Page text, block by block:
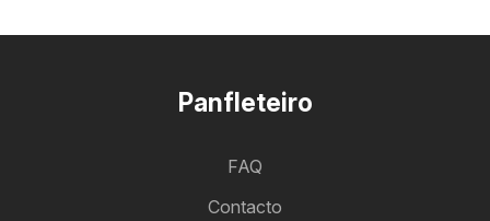
Panfleteiro
FAQ
Contacto